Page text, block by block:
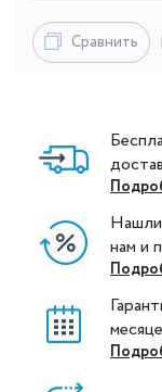
Сравнить
нам и